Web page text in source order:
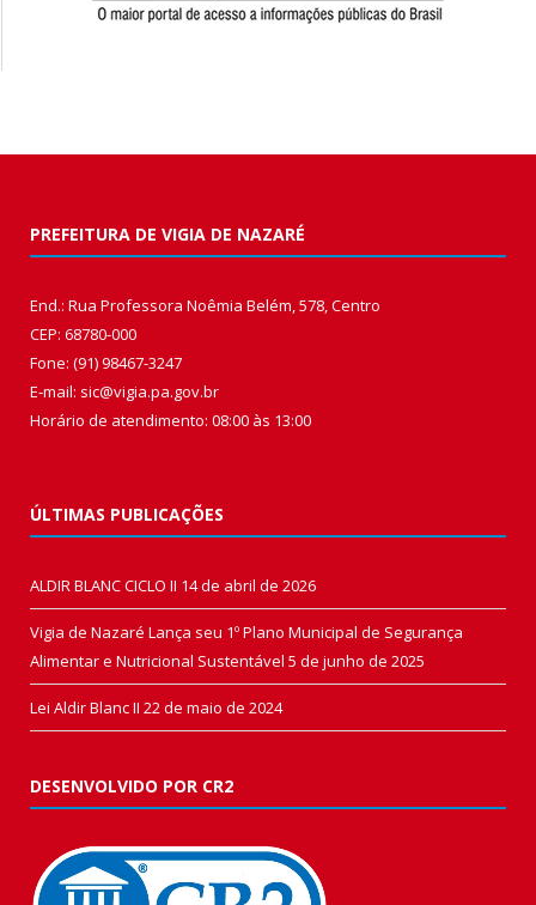
PREFEITURA DE VIGIA DE NAZARÉ
End.: Rua Professora Noêmia Belém, 578, Centro
CEP: 68780-000
Fone: (91) 98467-3247
E-mail: sic@vigia.pa.gov.br
Horário de atendimento: 08:00 às 13:00
ÚLTIMAS PUBLICAÇÕES
ALDIR BLANC CICLO II 14 de abril de 2026
Vigia de Nazaré Lança seu 1º Plano Municipal de Segurança
Alimentar e Nutricional Sustentável 5 de junho de 2025
Lei Aldir Blanc II 22 de maio de 2024
DESENVOLVIDO POR CR2